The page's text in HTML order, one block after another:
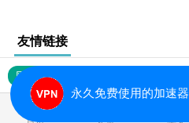
友情链接
网站地图
永久免费使用的加速器